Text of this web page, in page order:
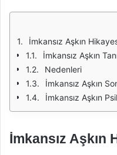
İmkansız Aşkın
İmkansız Aşkın
Nedenleri
İmkansız Aşkın
İmkansız Aşkın
İmkansız Aşkın